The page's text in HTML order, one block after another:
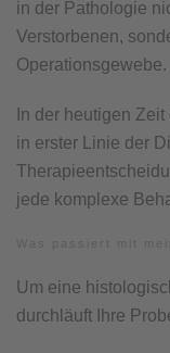
in der Pathologie
Verstorbenen,
Operationsgewebe.
In der heutigen
in erster Linie der
jede komplexe
Um eine
durchläuft Ihre